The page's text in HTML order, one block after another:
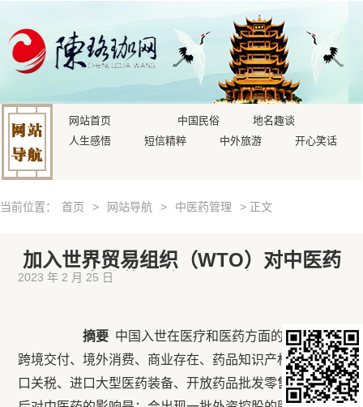
网站首页 中国民俗
地名趣谈
人生感悟
短信精粹 中外旅游 开心笑话
当前位置： 首页 > 网站导航 > 中医药管理 > 正文
加入世界贸易组织（WTO）对中医药
事业的影响（2003年）
2023 年 2 月 25 日
摘要 中国入世在医疗和医药方面的承诺有：
跨境交付、境外消费、商业存在、药品知识产权保护、进
口关税、进口大型医药装备、开放药品批发零售等。入世